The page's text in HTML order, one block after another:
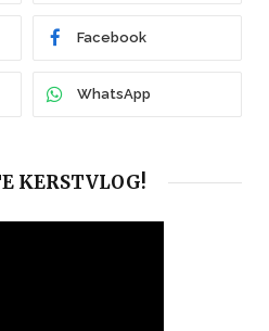
Facebook
WhatsApp
KERSTVLOG!